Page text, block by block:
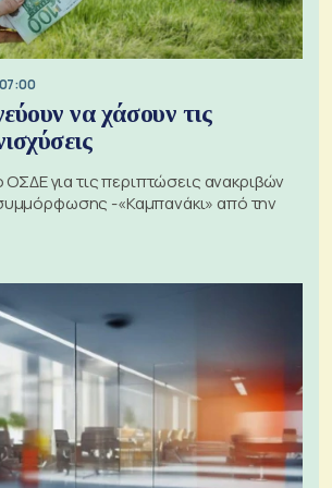
να χάσουν τις
ΟΣΔΕ για τις περιπτώσεις ανακριβών
-«Καμπανάκι» από την